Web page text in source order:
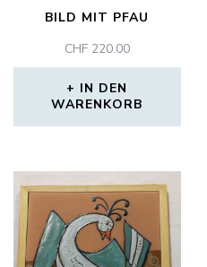
BILD MIT PFAU
CHF220.00
IN DEN
WARENKORB